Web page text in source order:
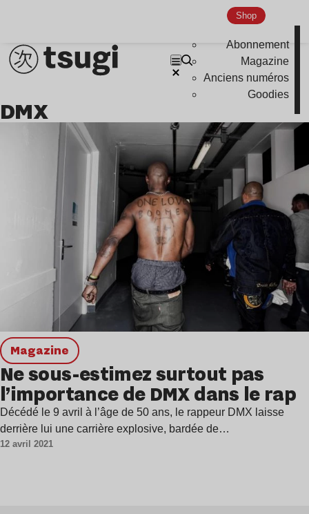
Shop
Abonnement
Magazine
Anciens numéros
Goodies
DMX
magazine
Ne sous-estimez surtout pas
l’importance de DMX dans le rap
Décédé le 9 avril à l’âge de 50 ans, le rappeur DMX laisse
derrière lui une carrière explosive, bardée de…
12 avril 2021